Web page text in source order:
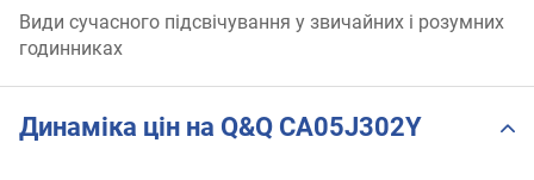
Види сучасного підсвічування у звичайних і розумних
годинниках
Динаміка цін на Q&Q CA05J302Y